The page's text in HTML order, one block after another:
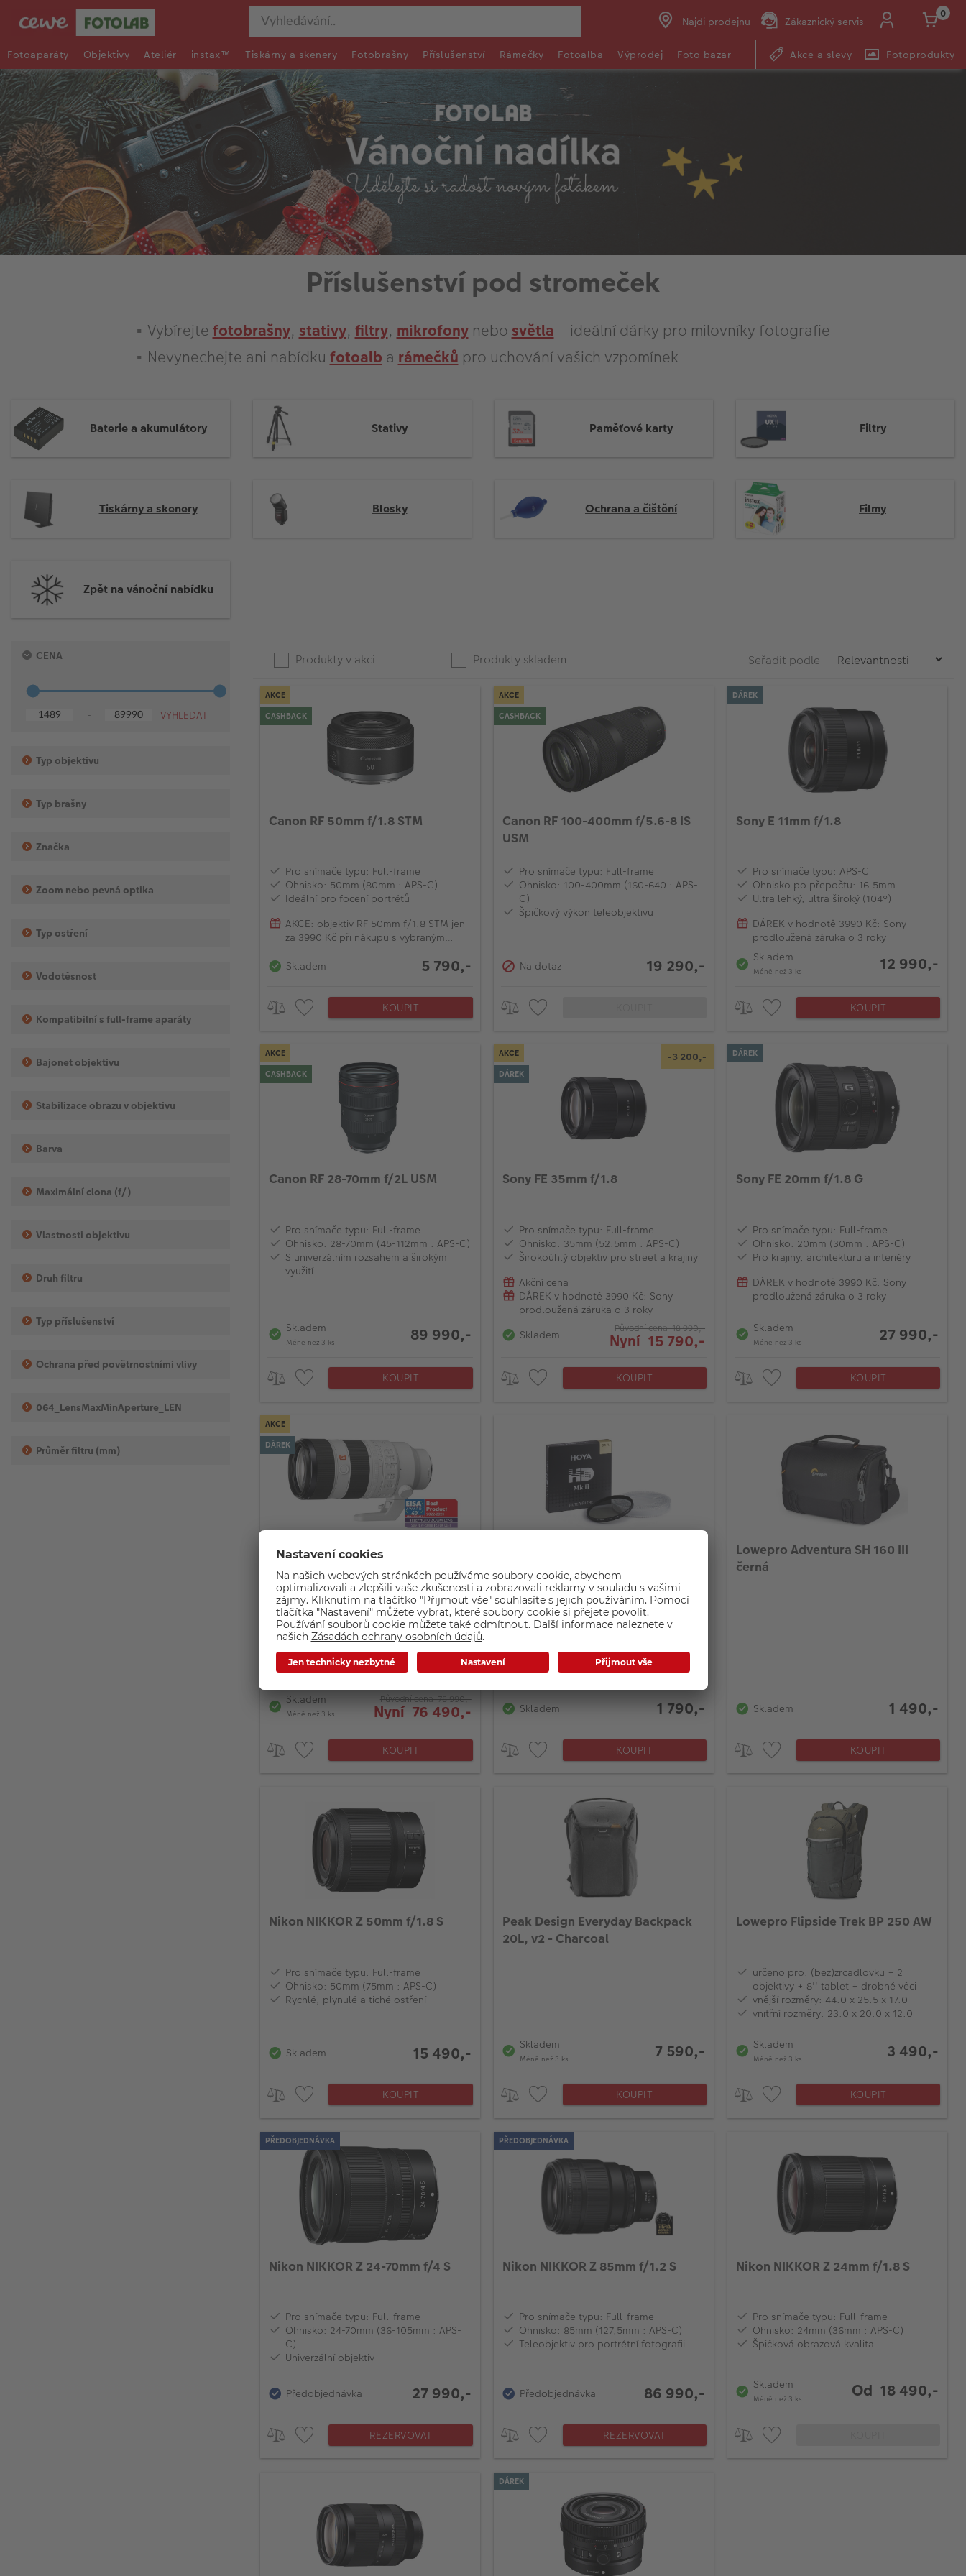
Najdi prodejnu Zákaznický servis
0
Fotoaparáty Objektivy Ateliér instax™ Tiskárny a skenery Fotobrašny Příslušenství Rámečky Fotoalba Výprodej Foto bazar Akce a slevy Fotoprodukty
Příslušenství pod stromeček
Vybírejte fotobrašny, stativy, filtry, mikrofonynebo světla – ideální dárky pro milovníky fotografie
Nevynechejte ani nabídku fotoalb a rámečků pro uchování vašich vzpomínek
Baterie a akumulátory Stativy Paměťové karty Filtry
Tiskárny a skenery Blesky Ochrana a čištění Filmy
Zpět na vánoční nabídku
Press
enter
collapse
menu.
CENA
hranice
hranice
-
Typ objektivu
Typ brašny
Značka
Zoom nebo pevná optika
Typ ostření
Vodotěsnost
Kompatibilní s full-frame aparáty
Bajonet objektivu
Stabilizace obrazu v objektivu
Barva
Maximální clona (f/)
Vlastnosti objektivu
Druh filtru
Typ příslušenství
Ochrana před povětrnostními vlivy
064_LensMaxMinAperture_LEN
Průměr filtru (mm)
Produkty v akci Produkty skladem Seřadit podle
AKCE
CASHBACK
Canon RF 50mm f/1.8 STM
Pro snímače typu: Full-frame
Ohnisko: 50mm (80mm : APS-C)
Ideální pro focení portrétů
AKCE: objektiv RF 50mm f/1.8 STM jen
za 3990 Kč při nákupu s vybraným
Skladem
5 790,-
KOUPIT
AKCE
CASHBACK
Canon RF 100-400mm f/5.6-8 IS
USM
Pro snímače typu: Full-frame
Ohnisko: 100-400mm (160-640 : APS-
C)
Špičkový výkon teleobjektivu
Na dotaz 19 290,-
DÁREK
Sony E 11mm f/1.8
Pro snímače typu: APS-C
Ohnisko po přepočtu: 16.5mm
Ultra lehký, ultra široký (104°)
DÁREK v hodnotě 3990 Kč: Sony
prodloužená záruka o 3 roky
Skladem
Méně než 3 ks 12 990,-
KOUPIT
AKCE
CASHBACK
Canon RF 28-70mm f/2L USM
Pro snímače typu: Full-frame
Ohnisko: 28-70mm (45-112mm : APS-C)
S univerzálním rozsahem a širokým
využití
Skladem
Méně než 3 ks 89 990,-
KOUPIT
AKCE
DÁREK
-3 200,-
Sony FE 35mm f/1.8
Pro snímače typu: Full-frame
Ohnisko: 35mm (52.5mm : APS-C)
Širokoúhlý objektiv pro street a krajiny
Akční cena
DÁREK v hodnotě 3990 Kč: Sony
prodloužená záruka o 3 roky
Skladem
Původní cena 18 990,-
Nyní 15 790,-
KOUPIT
DÁREK
Sony FE 20mm f/1.8 G
Pro snímače typu: Full-frame
Ohnisko: 20mm (30mm : APS-C)
Pro krajiny, architekturu a interiéry
DÁREK v hodnotě 3990 Kč: Sony
prodloužená záruka o 3 roky
Skladem
Méně než 3 ks 27 990,-
KOUPIT
AKCE
DÁREK
Sony FE 70-200mm f/2.8 GM OSS
Pro snímače typu: Full-frame
Ohnisko: 70-200mm (105-300 : APS-C)
Vhodné pro sport, reportáže, wild-life
SONY Akční cena
DÁREK v hodnotě 3990 Kč: Sony
Skladem
Méně než 3 ks
Původní cena 78 990,-
Nyní 76 490,-
KOUPIT
Skladem 1 790,-
KOUPIT
Lowepro Adventura SH 160 III
černá
Skladem 1 490,-
KOUPIT
Nikon NIKKOR Z 50mm f/1.8 S
Pro snímače typu: Full-frame
Ohnisko: 50mm (75mm : APS-C)
Rychlé, plynulé a tiché ostření
Skladem 15 490,-
KOUPIT
Peak Design Everyday Backpack
20L, v2 - Charcoal
Skladem
Méně než 3 ks 7 590,-
KOUPIT
Lowepro Flipside Trek BP 250 AW
určeno pro: (bez)zrcadlovku + 2
objektivy + 8'' tablet + drobné věci
vnější rozměry: 44.0 x 25.5 x 17.0
vnitřní rozměry: 23.0 x 20.0 x 12.0
Skladem
Méně než 3 ks 3 490,-
KOUPIT
PŘEDOBJEDNÁVKA
Nikon NIKKOR Z 24-70mm f/4 S
Pro snímače typu: Full-frame
Ohnisko: 24-70mm (36-105mm : APS-
C)
Univerzální objektiv
Předobjednávka 27 990,-
REZERVOVAT
PŘEDOBJEDNÁVKA
Nikon NIKKOR Z 85mm f/1.2 S
Pro snímače typu: Full-frame
Ohnisko: 85mm (127,5mm : APS-C)
Teleobjektiv pro portrétní fotografii
Předobjednávka 86 990,-
REZERVOVAT
Nikon NIKKOR Z 24mm f/1.8 S
Pro snímače typu: Full-frame
Ohnisko: 24mm (36mm : APS-C)
Špičková obrazová kvalita
Skladem
Méně než 3 ks Od 18 490,-
DÁREK